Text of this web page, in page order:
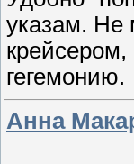
указам. Не
крейсером,
гегемонию.
Анна